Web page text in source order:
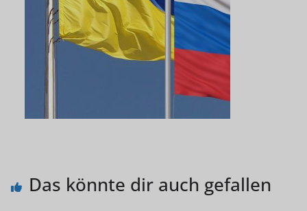
Das könnte dir auch gefallen